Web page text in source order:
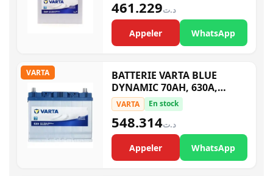
د.ت461.229
Appeler WhatsApp
VARTA
BATTERIE VARTA BLUE
DYNAMIC 70AH, 630A,
5704120633132 E23 M10
VARTA En stock
د.ت548.314
Appeler WhatsApp